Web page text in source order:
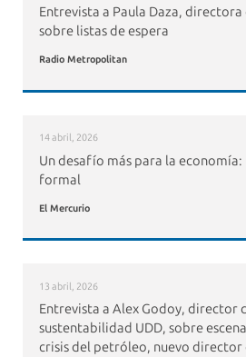
Entrevista a Paula Daza, directora
sobre listas de espera
Radio Metropolitan
14 abril, 2026
Un desafío más para la
formal
El Mercurio
13 abril, 2026
Entrevista a Alex Godoy, director
sustentabilidad UDD, sobre
crisis del petróleo, nuevo director